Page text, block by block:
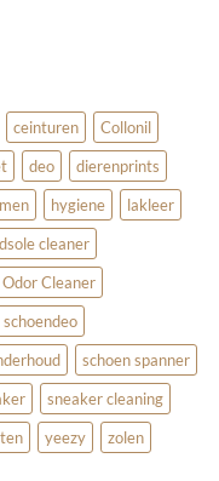
ceinturen
Collonil
deo
dierenprints
hygiene
lakleer
cleaner
Odor Cleaner
schoendeo
schoen spanner
sneaker cleaning
yeezy
zolen